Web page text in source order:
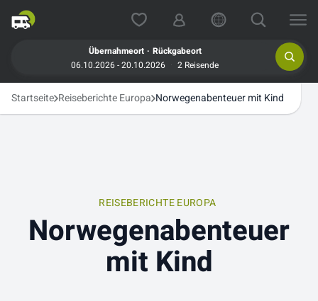
Übernahmeort . Rückgabeort
06.10.2026 - 20.10.2026
2 Reisende
Startseite Reiseberichte Europa Norwegenabenteuer mit Kind
REISEBERICHTE EUROPA
Norwegenabenteuer
mit Kind